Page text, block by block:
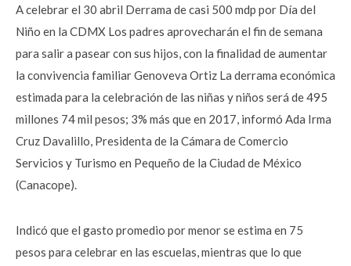
A celebrar el 30 abril Derrama de casi 500 mdp por Día del
Niño en la CDMX Los padres aprovecharán el fin de semana
para salir a pasear con sus hijos, con la finalidad de aumentar
la convivencia familiar Genoveva Ortiz La derrama económica
estimada para la celebración de las niñas y niños será de 495
millones 74 mil pesos; 3% más que en 2017, informó Ada Irma
Cruz Davalillo, Presidenta de la Cámara de Comercio
Servicios y Turismo en Pequeño de la Ciudad de México
(Canacope).
Indicó que el gasto promedio por menor se estima en 75
pesos para celebrar en las escuelas, mientras que lo que